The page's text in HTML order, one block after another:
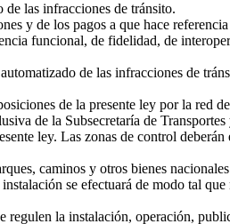
las infracciones de tránsito.
de los pagos a que hace
funcional, de fidelidad, de
de las infracciones de
de la presente ley por la red
de la Subsecretaría de
ley. Las zonas de control
caminos y otros bienes
se efectuará de modo tal
la instalación, operación,